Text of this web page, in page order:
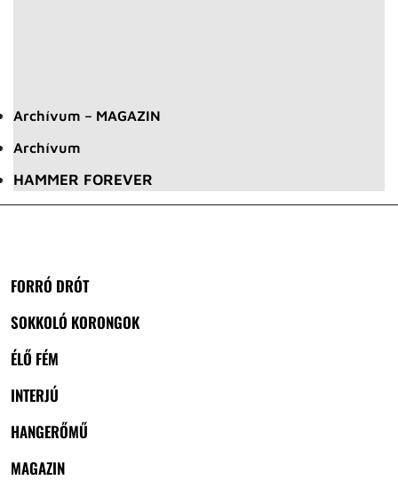
Archívum – MAGAZIN
Archívum
HAMMER FOREVER
FORRÓ DRÓT
SOKKOLÓ KORONGOK
ÉLŐ FÉM
INTERJÚ
HANGERŐMŰ
MAGAZIN